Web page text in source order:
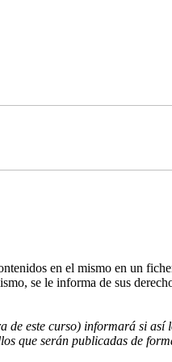
en el mismo en un
se le informa de sus
este curso) informará si
que serán publicadas de